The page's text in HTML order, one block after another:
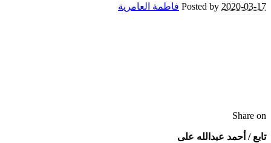
2020-03-17
Posted by فاطمة العامرية
Share on
تابع / أحمد عبدالله على